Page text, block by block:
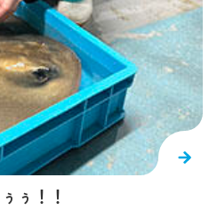
ぅ！！